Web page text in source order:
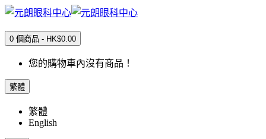
0 個商品 - HK$0.00
您的購物車內沒有商品！
繁體
繁體
English